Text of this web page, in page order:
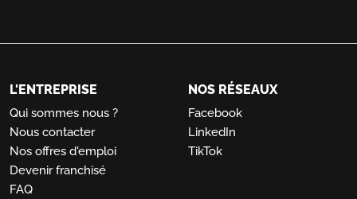
L'ENTREPRISE
Qui sommes nous ?
Nous contacter
Nos offres d'emploi
Devenir franchisé
FAQ
NOS RÉSEAUX
Facebook
LinkedIn
TikTok